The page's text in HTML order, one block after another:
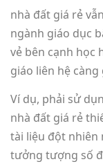
nhà đất giá rẻ
ngành giáo dục
vẻ bên cạnh học
giáo liên hệ càng
Ví dụ, phải sử
nhà đất giá rẻ
tài liệu đột nhiên
tưởng tượng số